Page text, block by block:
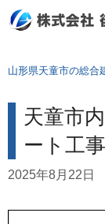
Skip
山形県天童市の総合
天童市
ート工事
2025年8月22日